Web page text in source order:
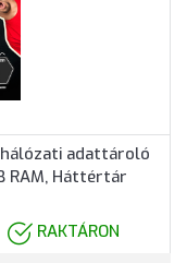
hálózati adattároló
RAM, Háttértár
RAKTÁRON